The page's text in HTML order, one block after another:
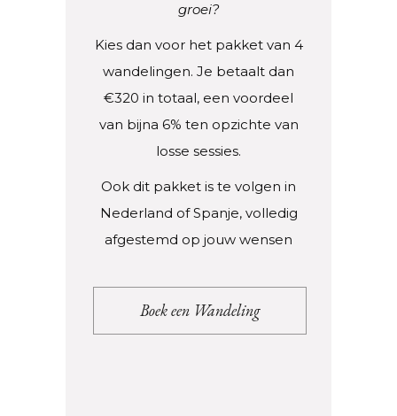
groei?
Kies dan voor het pakket van 4
wandelingen. Je betaalt dan
€320 in totaal, een voordeel
van bijna 6% ten opzichte van
losse sessies.
Ook dit pakket is te volgen in
Nederland of Spanje, volledig
afgestemd op jouw wensen
Boek een Wandeling